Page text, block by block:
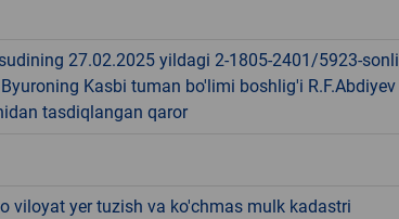
27.02.2025 yildagi 2-1805-2401/5923-sonli
Kasbi tuman bo'limi boshlig'i R.F.Abdiyev
tasdiqlangan qaror
viloyat yer tuzish va ko'chmas mulk kadastri